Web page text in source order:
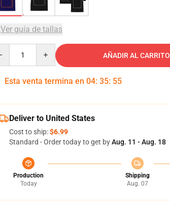
Ver guía de tallas
AÑADIR AL CARRITO
Esta venta termina en 04: 35: 54
Deliver to United States
Cost to ship:$6.99
Standard - Order today to get byAug. 11 - Aug. 18
Production
Today
Shipping
Aug. 07